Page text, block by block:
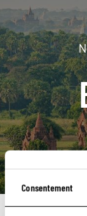
Consentement